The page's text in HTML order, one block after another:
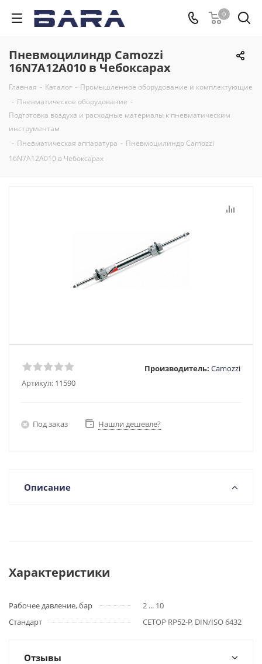
0
Пневмоцилиндр Camozzi
16N7A12A010 в Чебоксарах
Главная - Каталог - Промышленное оборудование и комплектующие
- Пневматическое оборудование -
Подготовка воздуха и расходные материалы к пневматическим
инструментам
- Пневматическая аппаратура - Пневмоцилиндр Camozzi
16N7A12A010 в Чебоксарах
Артикул: 11590
Производитель: Camozzi
Под заказ Нашли дешевле?
Описание
Характеристики
Рабочее давление, бар
2 ... 10
Стандарт
CETOP RP52-P, DIN/ISO 6432
Отзывы